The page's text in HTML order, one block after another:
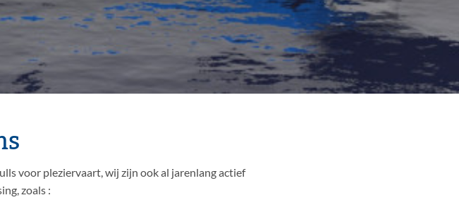
voor pleziervaart, wij zijn ook al jarenlang actief
zoals :